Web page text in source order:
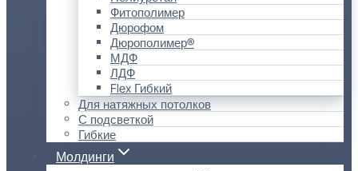
Фитополимер
Дюрофом
Дюрополимер®
МДФ
ЛДФ
Flex Гибкий
Для натяжных потолков
С подсветкой
Гибкие
Молдинги